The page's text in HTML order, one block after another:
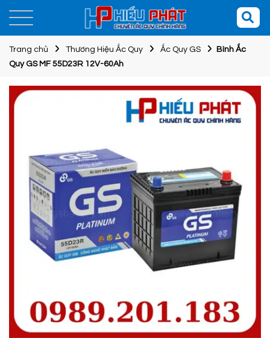
Trang chủ Thương Hiệu Ắc Quy Ắc Quy GS
Bình Ắc
Quy GS MF 55D23R 12V-60Ah